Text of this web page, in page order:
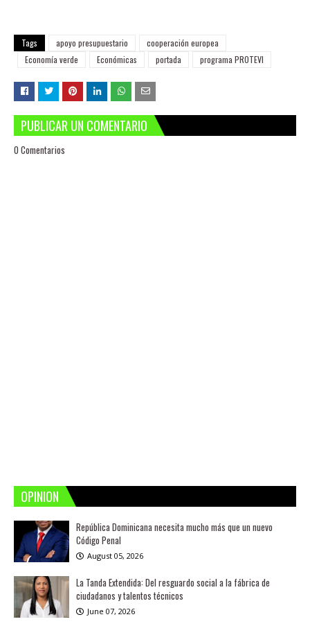
Tags apoyo presupuestario
cooperación europea
Economía verde
Económicas portada programa PROTEVI
PUBLICAR UN COMENTARIO
0 Comentarios
OPINION
República Dominicana necesita mucho más que un nuevo
Código Penal
August 05, 2026
La Tanda Extendida: Del resguardo social a la fábrica de
ciudadanos y talentos técnicos
June 07, 2026